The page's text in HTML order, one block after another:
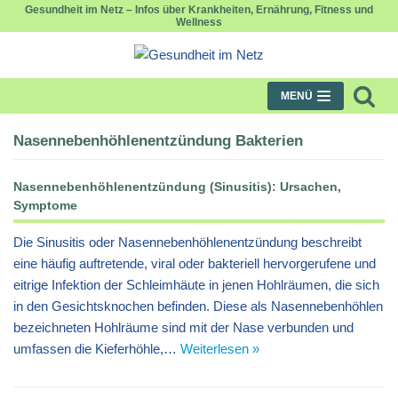
Gesundheit im Netz – Infos über Krankheiten, Ernährung, Fitness und
Wellness
MENÜ
Nasennebenhöhlenentzündung Bakterien
Nasennebenhöhlenentzündung (Sinusitis): Ursachen,
Symptome
Die Sinusitis oder Nasennebenhöhlenentzündung beschreibt
eine häufig auftretende, viral oder bakteriell hervorgerufene und
eitrige Infektion der Schleimhäute in jenen Hohlräumen, die sich
in den Gesichtsknochen befinden. Diese als Nasennebenhöhlen
bezeichneten Hohlräume sind mit der Nase verbunden und
umfassen die Kieferhöhle,… Weiterlesen »